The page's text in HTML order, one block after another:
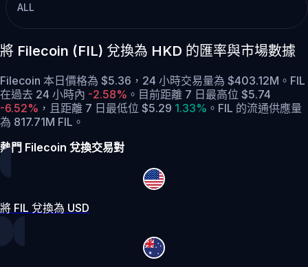
ALL
將 Filecoin (FIL) 兌換為 HKD 的匯率與市場數據
Filecoin 本日價格為 $5.36，24 小時交易量為 $403.12M。FIL
在過去 24 小時內 -2.58% 。 目前距離 7 日最高位 $5.74
-6.52% ， 且距離 7 日最低位 $5.29 1.33% 。 FIL 的流通供應量
為 817.71M FIL。
熱門 Filecoin 兌換交易對
將 FIL 兌換為 USD